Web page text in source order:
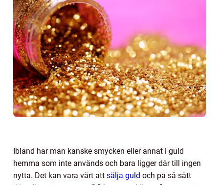
Ibland har man kanske smycken eller annat i guld
hemma som inte används och bara ligger där till ingen
nytta. Det kan vara värt att sälja guld och på så sätt